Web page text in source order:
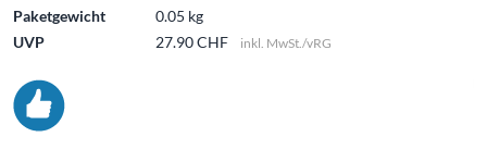
Paketgewicht
0.05 kg
UVP
27.90 CHF inkl. MwSt./vRG